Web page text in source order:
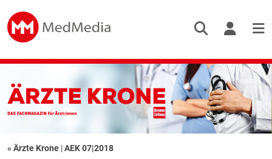
« Ärzte Krone |AEK 07|2018